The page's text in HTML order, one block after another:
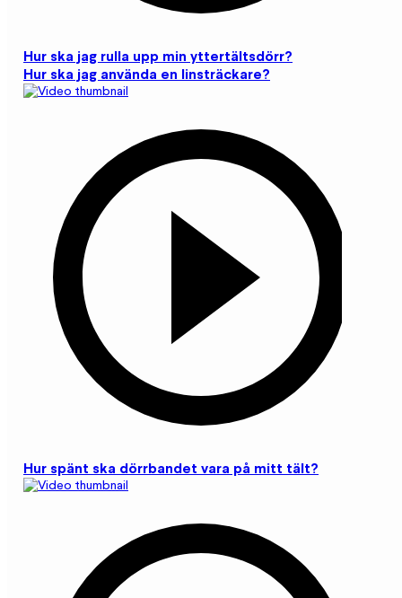
Hur ska jag rulla upp min yttertältsdörr?
Hur ska jag använda en linsträckare?
Hur spänt ska dörrbandet vara på mitt tält?